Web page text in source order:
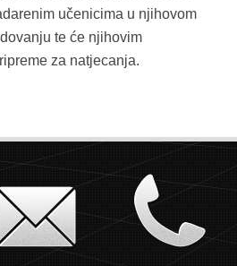
učenicima u njihovom
te će njihovim
za natjecanja.